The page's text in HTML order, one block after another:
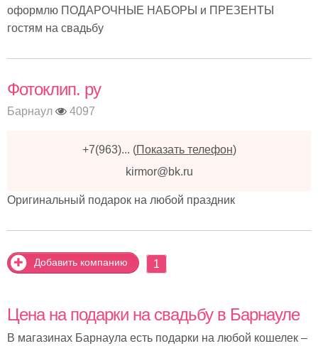
оформлю ПОДАРОЧНЫЕ НАБОРЫ и ПРЕЗЕНТЫ
гостям на свадьбу
Фотоклип. ру
Барнаул 4097
+7(963)... (Показать телефон)
kirmor@bk.ru
Оригинальный подарок на любой праздник
Добавить компанию 1
Цена на подарки на свадьбу в Барнауле
В магазинах Барнаула есть подарки на любой кошелек –